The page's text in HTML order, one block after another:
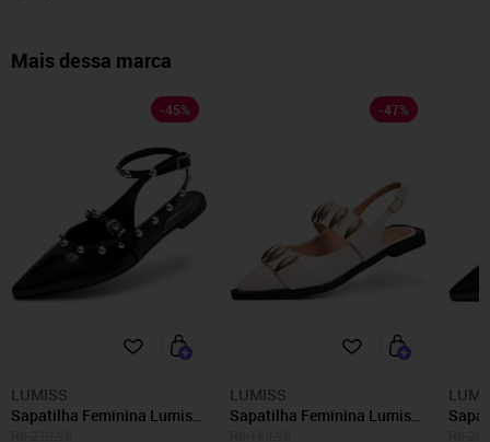
Mais dessa marca
-45%
LUMISS
Sapatilha Feminina Lumiss
-47%
LUMISS
Sapatilha Feminina Lumiss